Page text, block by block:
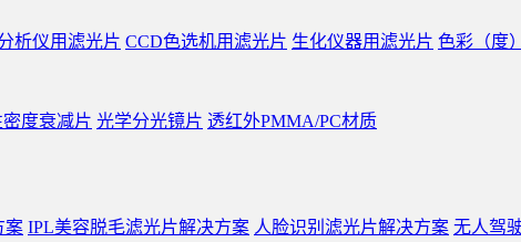
析仪用滤光片 CCD色选机用滤光片 生化仪器用滤光片 色彩（度
密度衰减片 光学分光镜片 透红外PMMA/PC材质
案 IPL美容脱毛滤光片解决方案 人脸识别滤光片解决方案 无人驾